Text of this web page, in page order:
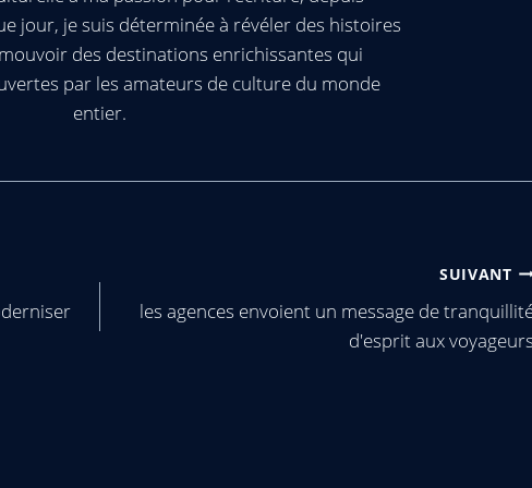
jour, je suis déterminée à révéler des histoires
des destinations enrichissantes qui
par les amateurs de culture du monde
entier.
SUIVANT
les agences envoient un message de
d'esprit aux